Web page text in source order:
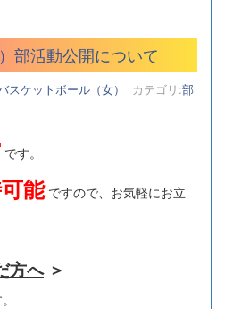
部活動公開について
スケットボール（女） カテゴリ:部
です。
能ですので、お気軽にお立
方へ＞